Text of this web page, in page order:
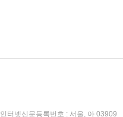
인터넷신문등록번호 : 서울, 아 03909